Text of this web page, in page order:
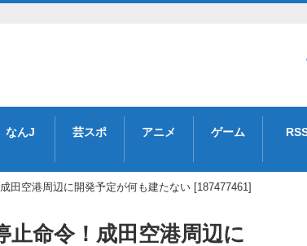
なんJ 芸スポ アニメ ゲーム
田空港周辺に開発予定が何も建たない [187477461]
止命令！成田空港周辺に